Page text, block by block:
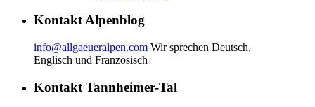
Kontakt Alpenblog
info@allgaeueralpen.com Wir sprechen Deutsch,
Englisch und Französisch
Kontakt Tannheimer-Tal